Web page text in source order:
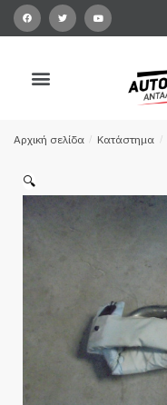
Αρχική σελίδα / Κατάστημα /
🔍